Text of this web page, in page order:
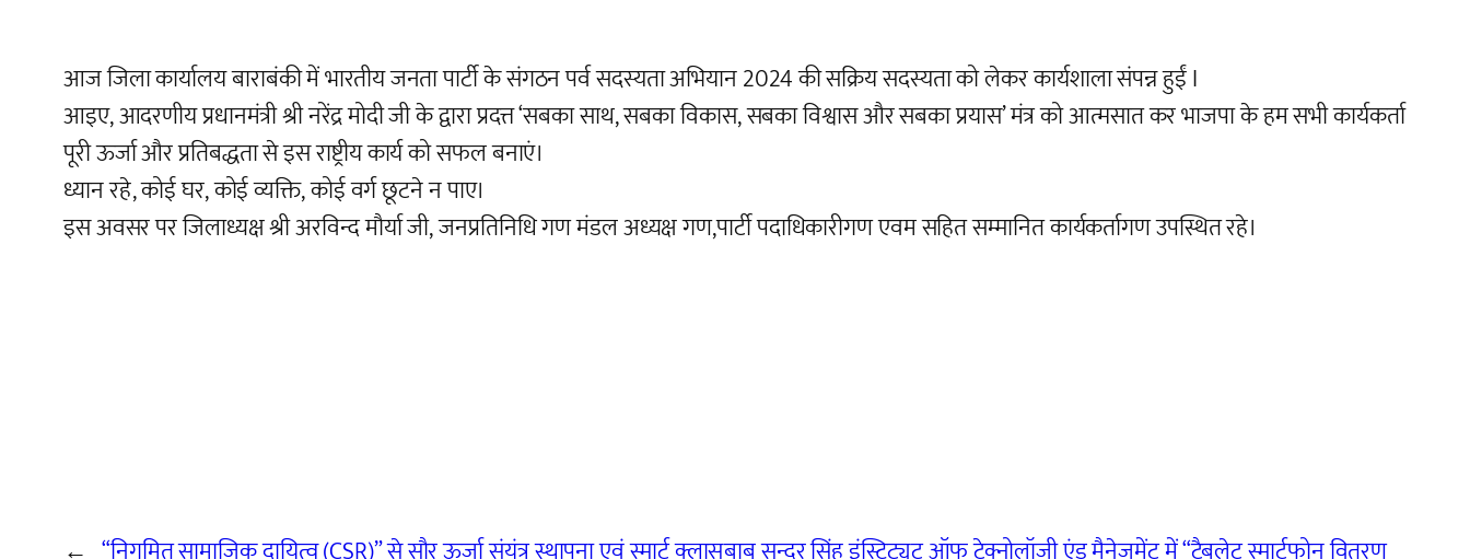
आज जिला कार्यालय बाराबंकी में भारतीय जनता पार्टी के संगठन पर्व सदस्यता अभियान 2024 की सक्रिय सदस्यता को लेकर कार्यशाला संपन्न हुईं I
आइए, आदरणीय प्रधानमंत्री श्री नरेंद्र मोदी जी के द्वारा प्रदत्त ‘सबका साथ, सबका विकास, सबका विश्वास और सबका प्रयास’ मंत्र को आत्मसात कर भाजपा के हम सभी कार्यकर्ता
पूरी ऊर्जा और प्रतिबद्धता से इस राष्ट्रीय कार्य को सफल बनाएं।
ध्यान रहे, कोई घर, कोई व्यक्ति, कोई वर्ग छूटने न पाए।
इस अवसर पर जिलाध्यक्ष श्री अरविन्द मौर्या जी, जनप्रतिनिधि गण मंडल अध्यक्ष गण,पार्टी पदाधिकारीगण एवम सहित सम्मानित कार्यकर्तागण उपस्थित रहे।